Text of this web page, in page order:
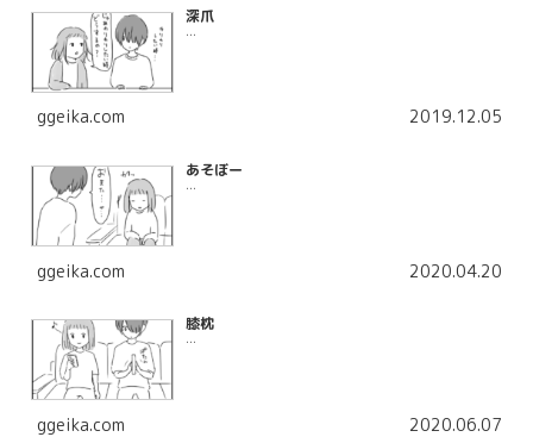
深爪
...
ggeika.com 2019.12.05
あそぼー
...
ggeika.com 2020.04.20
膝枕
...
ggeika.com 2020.06.07